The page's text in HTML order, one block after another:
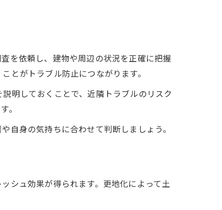
を依頼し、建物や周辺の状況を正確に把握
とがトラブル防止につながります。
明しておくことで、近隣トラブルのリスク
。
自身の気持ちに合わせて判断しましょう。
シュ効果が得られます。更地化によって土